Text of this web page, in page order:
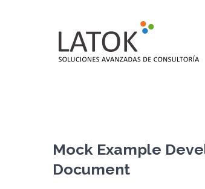
Mock Example
Document